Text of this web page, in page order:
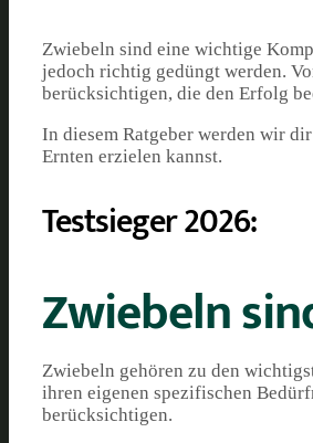
Zwiebeln sind eine wichtige
jedoch richtig gedüngt werden.
berücksichtigen, die den Erfolg
In diesem Ratgeber werden wir
Ernten erzielen kannst.
Testsieger 2026:
Zwiebeln
Zwiebeln gehören zu den
ihren eigenen spezifischen
berücksichtigen.